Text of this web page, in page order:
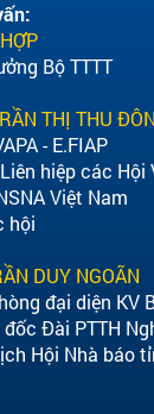
Bộ TTTT
THỊ THU
- E.FIAP
hiệp các Hội
Việt Nam
hội
DUY NGOÃN
đại diện KV
Đài PTTH
Hội Nhà báo